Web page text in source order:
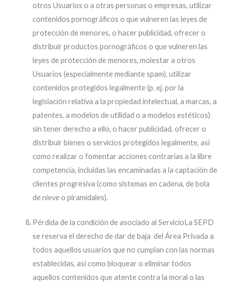
otros Usuarios o a otras personas o empresas, utilizar
contenidos pornográficos o que vulneren las leyes de
protección de menores, o hacer publicidad, ofrecer o
distribuir productos pornográficos o que vulneren las
leyes de protección de menores, molestar a otros
Usuarios (especialmente mediante spam), utilizar
contenidos protegidos legalmente (p. ej. por la
legislación relativa a la propiedad intelectual, a marcas, a
patentes, a modelos de utilidad o a modelos estéticos)
sin tener derecho a ello, o hacer publicidad, ofrecer o
distribuir bienes o servicios protegidos legalmente, así
como realizar o fomentar acciones contrarias a la libre
competencia, incluidas las encaminadas a la captación de
clientes progresiva (como sistemas en cadena, de bola
de nieve o piramidales).
Pérdida de la condición de asociado al ServicioLa SEPD
se reserva el derecho de dar de baja del Área Privada a
todos aquellos usuarios que no cumplan con las normas
establecidas, así como bloquear o eliminar todos
aquellos contenidos que atente contra la moral o las